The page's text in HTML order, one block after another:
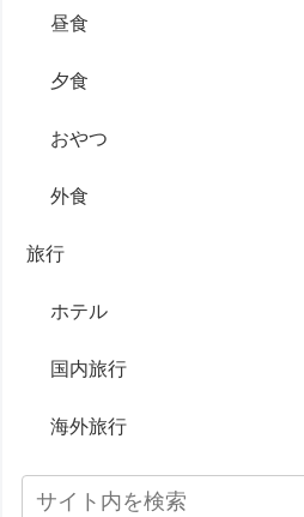
昼食
夕食
おやつ
外食
旅行
ホテル
国内旅行
海外旅行